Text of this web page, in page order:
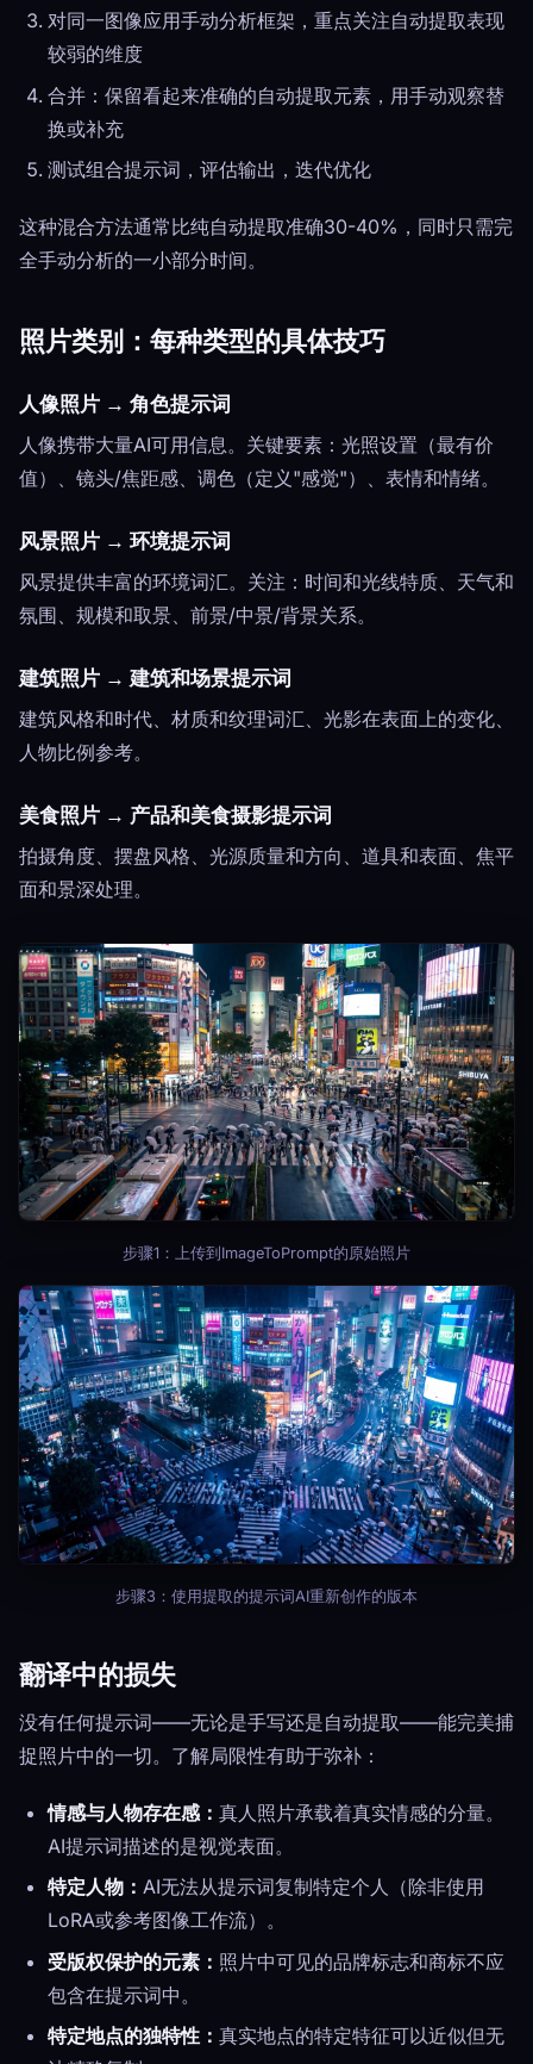
对同一图像应用手动分析框架，重点关注自动提取表现
较弱的维度
合并：保留看起来准确的自动提取元素，用手动观察替
换或补充
测试组合提示词，评估输出，迭代优化
这种混合方法通常比纯自动提取准确30-40%，同时只需完
全手动分析的一小部分时间。
照片类别：每种类型的具体技巧
人像照片 → 角色提示词
人像携带大量AI可用信息。关键要素：光照设置（最有价
值）、镜头/焦距感、调色（定义"感觉"）、表情和情绪。
风景照片 → 环境提示词
风景提供丰富的环境词汇。关注：时间和光线特质、天气和
氛围、规模和取景、前景/中景/背景关系。
建筑照片 → 建筑和场景提示词
建筑风格和时代、材质和纹理词汇、光影在表面上的变化、
人物比例参考。
美食照片 → 产品和美食摄影提示词
拍摄角度、摆盘风格、光源质量和方向、道具和表面、焦平
面和景深处理。
步骤1：上传到ImageToPrompt的原始照片
步骤3：使用提取的提示词AI重新创作的版本
翻译中的损失
没有任何提示词——无论是手写还是自动提取——能完美捕
捉照片中的一切。了解局限性有助于弥补：
情感与人物存在感： 真人照片承载着真实情感的分量。
AI提示词描述的是视觉表面。
特定人物： AI无法从提示词复制特定个人（除非使用
LoRA或参考图像工作流）。
受版权保护的元素： 照片中可见的品牌标志和商标不应
包含在提示词中。
特定地点的独特性： 真实地点的特定特征可以近似但无